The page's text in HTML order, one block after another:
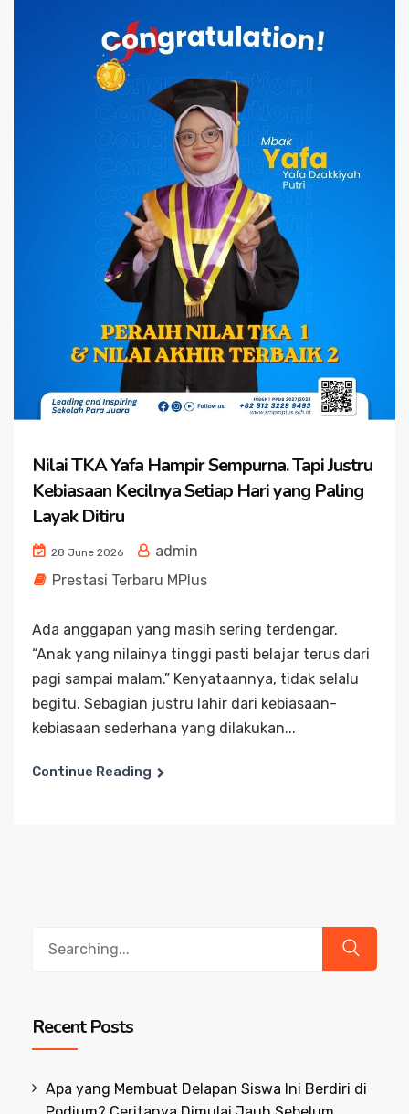
Nilai TKA Yafa Hampir Sempurna. Tapi Justru
Kebiasaan Kecilnya Setiap Hari yang Paling
Layak Ditiru
28 June 2026
admin
Prestasi Terbaru MPlus
Ada anggapan yang masih sering terdengar.
“Anak yang nilainya tinggi pasti belajar terus dari
pagi sampai malam.” Kenyataannya, tidak selalu
begitu. Sebagian justru lahir dari kebiasaan-
kebiasaan sederhana yang dilakukan...
Continue Reading
Recent Posts
Apa yang Membuat Delapan Siswa Ini Berdiri di